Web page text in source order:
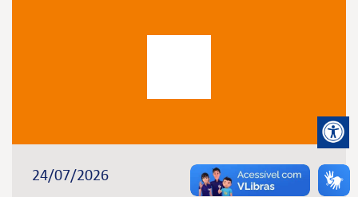
24/07/2026